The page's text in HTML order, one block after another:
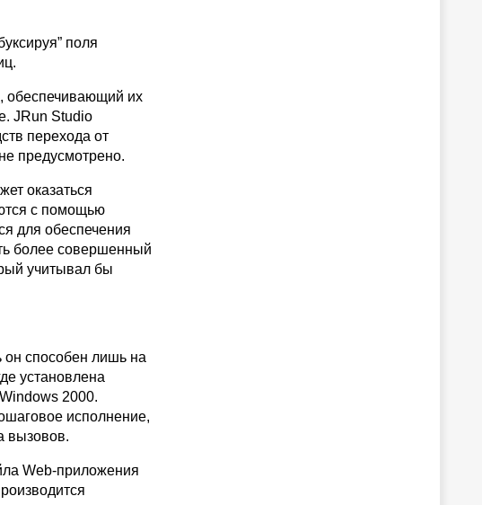
поля
обеспечивающий их
JRun Studio
перехода от
предусмотрено.
оказаться
с помощью
для обеспечения
более совершенный
учитывал бы
он способен лишь на
установлена
2000.
исполнение,
вызовов.
Web-приложения